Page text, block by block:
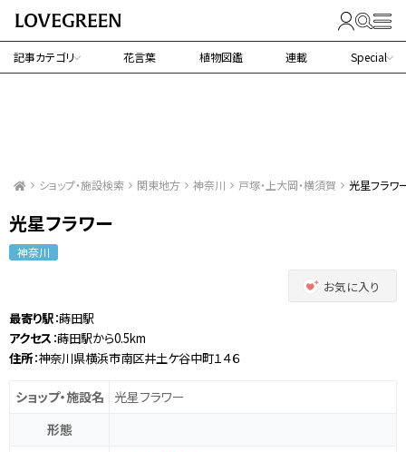
記事カテゴリ 花言葉 植物図鑑 連載 Special
ショップ・施設検索 関東地方 神奈川 戸塚・上大岡・横須賀 光星フラワ
光星フラワー
神奈川
お気に入り
最寄り駅：蒔田駅
アクセス ：蒔田駅から0.5km
住所：神奈川県横浜市南区井土ケ谷中町１４６
ショップ・施設名
光星フラワー
形態